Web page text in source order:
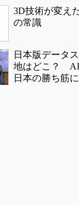
3D技術が変え
の常識
日本版データ
地はどこ？ AI
日本の勝ち筋